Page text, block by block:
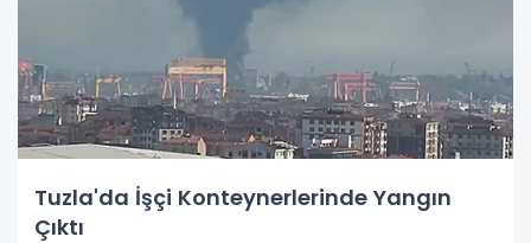
Tuzla'da İşçi Konteynerlerinde Yangın
Çıktı